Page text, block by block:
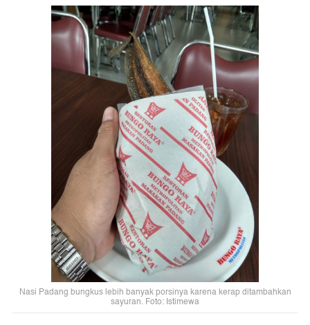
Nasi Padang bungkus lebih banyak porsinya karena kerap ditambahkan
sayuran. Foto: Istimewa